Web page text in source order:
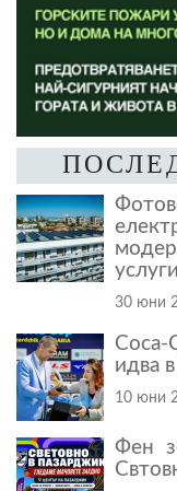
30 юни
идва
10 юни
Фен